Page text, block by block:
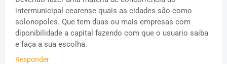
intermunicipal cearense quais as cidades são como
solonopoles. Que tem duas ou mais empresas com
diponibilidade a capital fazendo com que o usuario saiba
e faça a sua escolha.
Responder